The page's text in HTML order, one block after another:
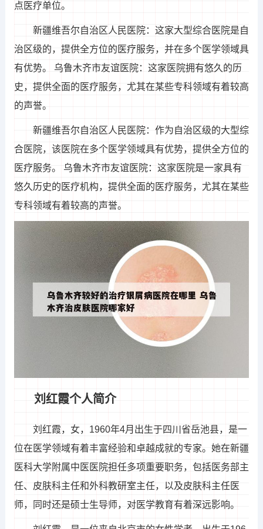
点医疗单位。
新疆维吾尔自治区人民医院：这家大型综合医院是自
治区级的，提供全方位的医疗服务，并在多个医学领域具
有优势。 乌鲁木齐市友谊医院：这家医院拥有悠久的历
史，提供全面的医疗服务，尤其在某些专科领域有着较高
的声誉。
新疆维吾尔自治区人民医院：作为自治区级的大型综
合医院，该医院在多个医学领域具有优势，提供全方位的
医疗服务。 乌鲁木齐市友谊医院：这家医院是一家具有
悠久历史的医疗机构，提供全面的医疗服务，尤其在某些
专科领域有着较高的声誉。
刘红霞个人简介
刘红霞，女，1960年4月出生于四川省岳池县，是一
位在医学领域有着丰富经验和卓越成就的专家。她在新疆
医科大学附属中医医院担任多项重要职务，包括医务部主
任、皮肤科主任和外科教研室主任，以及皮肤科主任医
师，同时还是硕士生导师，对医学教育有着深远影响。